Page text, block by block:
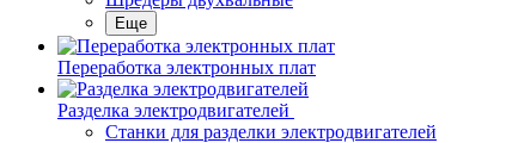
Еще
Переработка электронных плат
Разделка электродвигателей
Станки для разделки электродвигателей